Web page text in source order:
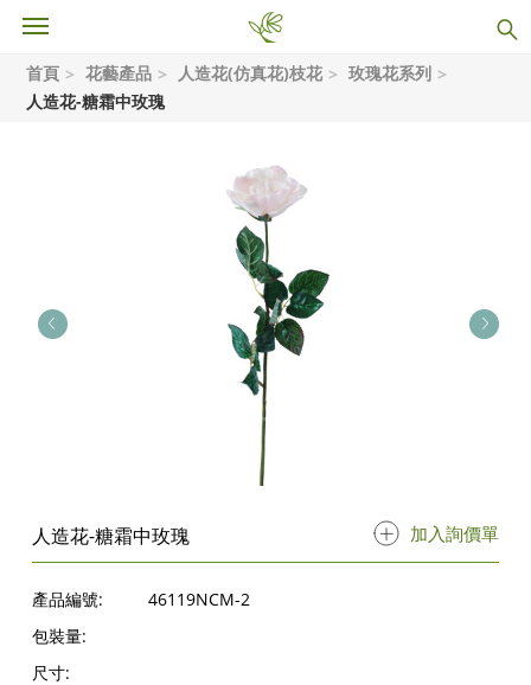
首頁 花藝產品 人造花(仿真花)枝花
玫瑰花系列
人造花-糖霜中玫瑰
人造花-糖霜中玫瑰 加入詢價單
產品編號:
46119NCM-2
包裝量:
尺寸: